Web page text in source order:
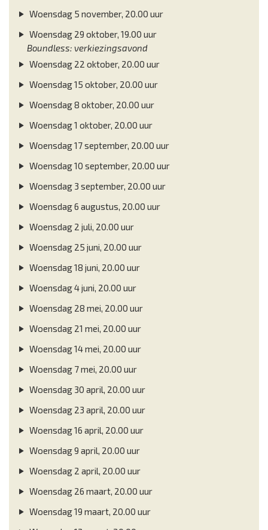
Woensdag 5 november, 20.00 uur
Woensdag 29 oktober, 19.00 uur
Boundless: verkiezingsavond
Woensdag 22 oktober, 20.00 uur
Woensdag 15 oktober, 20.00 uur
Woensdag 8 oktober, 20.00 uur
Woensdag 1 oktober, 20.00 uur
Woensdag 17 september, 20.00 uur
Woensdag 10 september, 20.00 uur
Woensdag 3 september, 20.00 uur
Woensdag 6 augustus, 20.00 uur
Woensdag 2 juli, 20.00 uur
Woensdag 25 juni, 20.00 uur
Woensdag 18 juni, 20.00 uur
Woensdag 4 juni, 20.00 uur
Woensdag 28 mei, 20.00 uur
Woensdag 21 mei, 20.00 uur
Woensdag 14 mei, 20.00 uur
Woensdag 7 mei, 20.00 uur
Woensdag 30 april, 20.00 uur
Woensdag 23 april, 20.00 uur
Woensdag 16 april, 20.00 uur
Woensdag 9 april, 20.00 uur
Woensdag 2 april, 20.00 uur
Woensdag 26 maart, 20.00 uur
Woensdag 19 maart, 20.00 uur